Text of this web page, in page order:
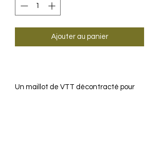
Ajouter au panier
Un maillot de VTT décontracté pour